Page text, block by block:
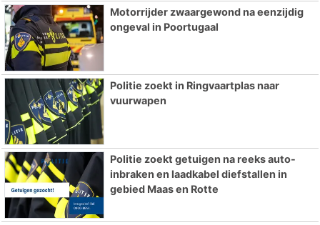
Motorrijder zwaargewond na eenzijdig
ongeval in Poortugaal
Politie zoekt in Ringvaartplas naar
vuurwapen
Politie zoekt getuigen na reeks auto-
inbraken en laadkabel diefstallen in
gebied Maas en Rotte